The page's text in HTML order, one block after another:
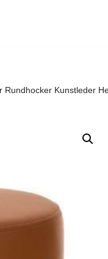
Rundhocker Kunstleder